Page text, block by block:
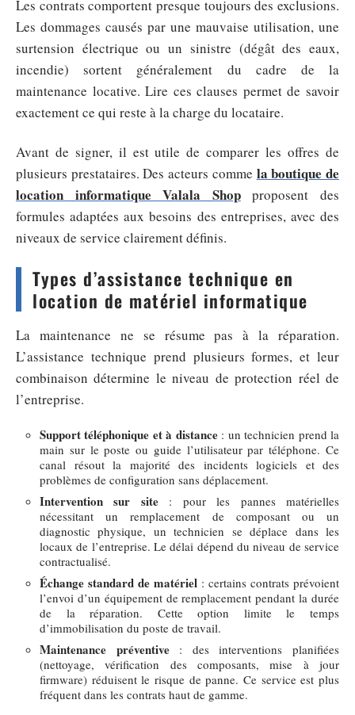
Les contrats comportent presque toujours des exclusions.
Les dommages causés par une mauvaise utilisation, une
surtension électrique ou un sinistre (dégât des eaux,
incendie) sortent généralement du cadre de la
maintenance locative. Lire ces clauses permet de savoir
exactement ce qui reste à la charge du locataire.
Avant de signer, il est utile de comparer les offres de
plusieurs prestataires. Des acteurs comme la boutique de
location informatique Valala Shopproposent des
formules adaptées aux besoins des entreprises, avec des
niveaux de service clairement définis.
Types d’assistance technique en
location de matériel informatique
La maintenance ne se résume pas à la réparation.
L’assistance technique prend plusieurs formes, et leur
combinaison détermine le niveau de protection réel de
l’entreprise.
Support téléphonique et à distance: un technicien prend la
main sur le poste ou guide l’utilisateur par téléphone. Ce
canal résout la majorité des incidents logiciels et des
problèmes de configuration sans déplacement.
Intervention sur site: pour les pannes matérielles
nécessitant un remplacement de composant ou un
diagnostic physique, un technicien se déplace dans les
locaux de l’entreprise. Le délai dépend du niveau de service
contractualisé.
Échange standard de matériel : certains contrats prévoient
l’envoi d’un équipement de remplacement pendant la durée
de la réparation. Cette option limite le temps
d’immobilisation du poste de travail.
Maintenance préventive: des interventions planifiées
(nettoyage, vérification des composants, mise à jour
firmware) réduisent le risque de panne. Ce service est plus
fréquent dans les contrats haut de gamme.